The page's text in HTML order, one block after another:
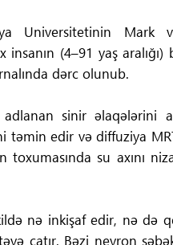
Universitetinin Mark
(4–91 yaş
dərc olunub.
sinir əlaqələrini
edir və diffuziya
su axını
nə inkişaf edir, nə də
çatır. Bəzi neyron